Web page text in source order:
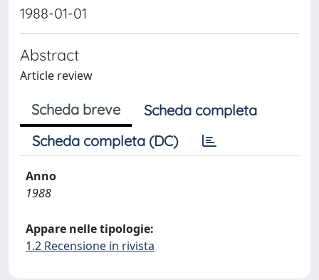
1988-01-01
Abstract
Article review
Scheda breve
Scheda completa
Scheda completa (DC)
Anno
1988
Appare nelle tipologie:
1.2 Recensione in rivista